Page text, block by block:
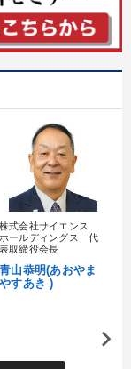
株式会社サイエンス
ホールディングス 代
表取締役会長
青山恭明(あおやま
やすあき )